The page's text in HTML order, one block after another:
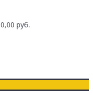
руб.